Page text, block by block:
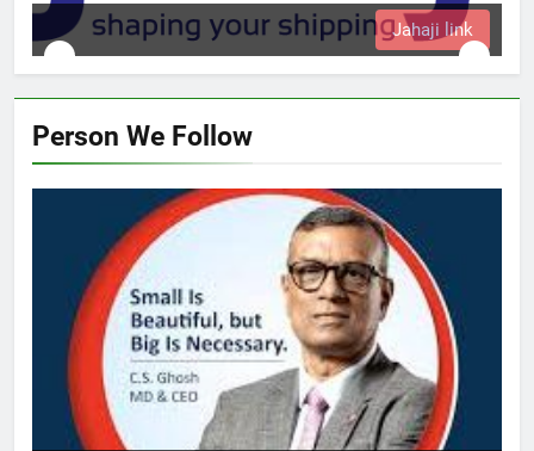
Jahaji link
Person We Follow